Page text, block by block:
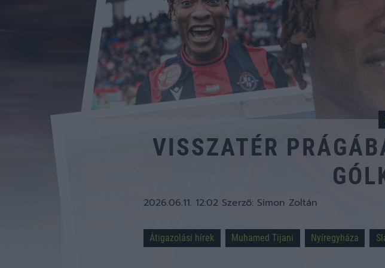
VISSZATÉR
2026.06.11. 12:02 Szerző: Simon Zoltán
Átigazolási hírek Muhamed Tijani Nyíregyháza